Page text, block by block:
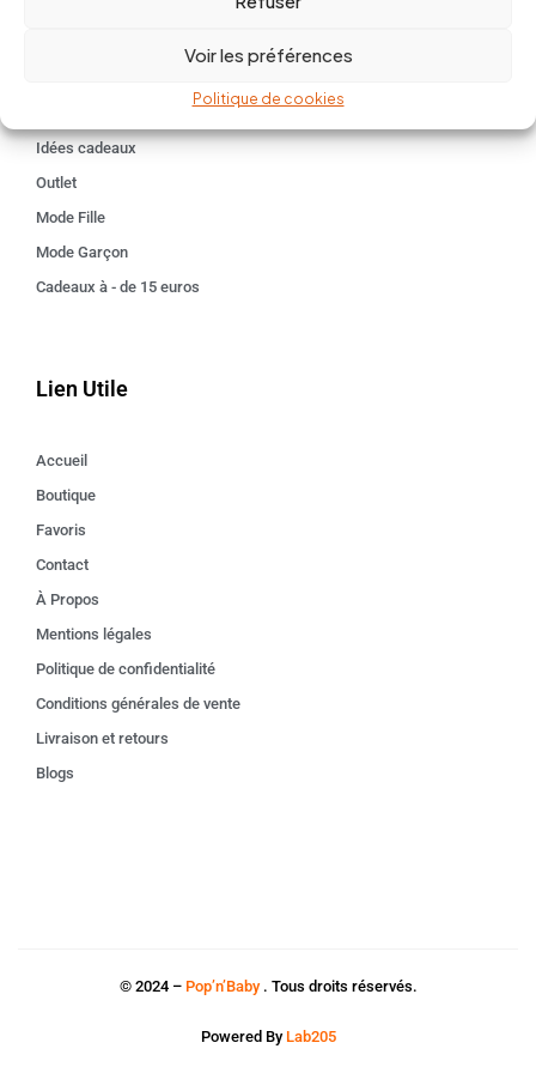
Voir les préférences
Politique de cookies
Idées cadeaux
Outlet
Mode Fille
Mode Garçon
Cadeaux à - de 15 euros
Lien Utile
Accueil
Boutique
Favoris
Contact
À Propos
Mentions légales
Politique de confidentialité
Conditions générales de vente
Livraison et retours
Blogs
© 2024 – Pop’n’Baby. Tous droits réservés.
Powered By Lab205